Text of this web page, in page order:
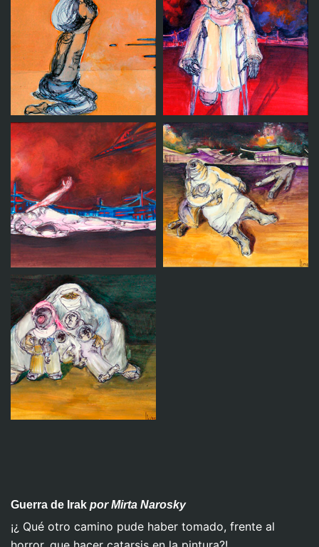
Sin titulo 11 Sin titulo 3
Sin titulo 5 Sin titulo 6
Sin titulo 4
Guerra de Irak por Mirta Narosky
¡¿ Qué otro camino pude haber tomado, frente al